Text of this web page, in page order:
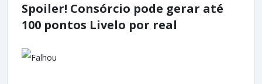
Spoiler! Consórcio pode gerar até
100 pontos Livelo por real